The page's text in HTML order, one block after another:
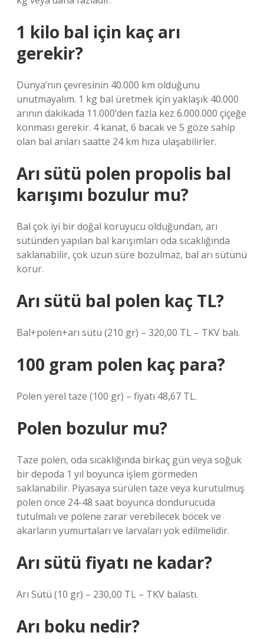
1 kilo bal için kaç arı
gerekir?
Dünya’nın çevresinin 40.000 km olduğunu
unutmayalım. 1 kg bal üretmek için yaklaşık 40.000
arının dakikada 11.000’den fazla kez 6.000.000 çiçeğe
konması gerekir. 4 kanat, 6 bacak ve 5 göze sahip
olan bal arıları saatte 24 km hıza ulaşabilirler.
Arı sütü polen propolis bal
karışımı bozulur mu?
Bal çok iyi bir doğal koruyucu olduğundan, arı
sütünden yapılan bal karışımları oda sıcaklığında
saklanabilir, çok uzun süre bozulmaz, bal arı sütünü
korur.
Arı sütü bal polen kaç TL?
Bal+polen+arı sütü (210 gr) – 320,00 TL – TKV balı.
100 gram polen kaç para?
Polen yerel taze (100 gr) – fiyatı 48,67 TL.
Polen bozulur mu?
Taze polen, oda sıcaklığında birkaç gün veya soğuk
bir depoda 1 yıl boyunca işlem görmeden
saklanabilir. Piyasaya sürülen taze veya kurutulmuş
polen önce 24-48 saat boyunca dondurucuda
tutulmalı ve polene zarar verebilecek böcek ve
akarların yumurtaları ve larvaları yok edilmelidir.
Arı sütü fiyatı ne kadar?
Arı Sütü (10 gr) – 230,00 TL – TKV balastı.
Arı boku nedir?